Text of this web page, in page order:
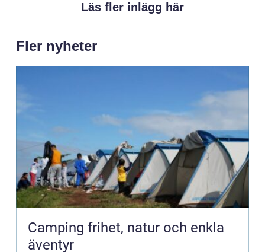
Läs fler inlägg här
Fler nyheter
Camping frihet, natur och enkla
äventyr